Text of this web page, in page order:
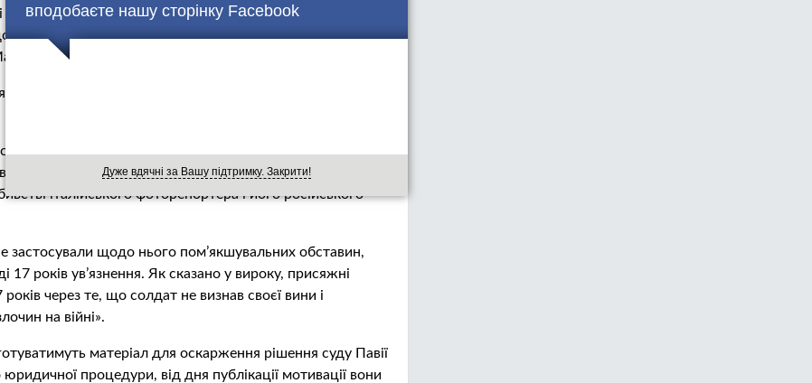
вподобаєте нашу сторінку Facebook
Дуже вдячні за Вашу підтримку. Закрити!
їхнього сина з Днем захисника України, також
свою боротьбу за особисту честь та за гідність
Буть.
і називають вирок суду несправедливим і вкрай
Павії , Італія, поширив мотиваційну частин вироку
У документі сказано, що суд вирішив засудити Марківа
італійського фоторепортера і його російського
застосували щодо нього пом’якшувальних обставин,
років ув’язнення. Як сказано у вироку, присяжні
через те, що солдат не визнав своєї вини і
на війні».
матеріал для оскарження рішення суду Павії
процедури, від дня публікації мотивації вони